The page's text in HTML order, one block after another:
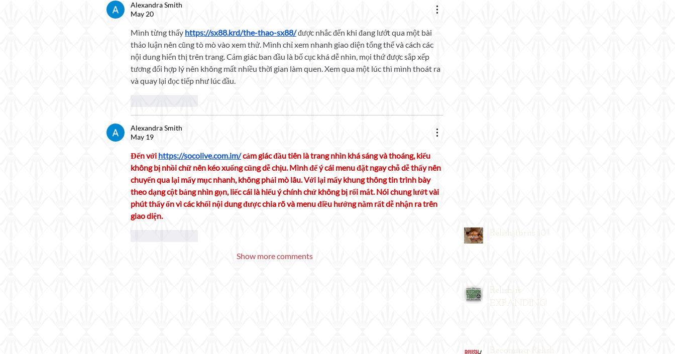
Alexandra Smith
May 20
Mình từng thấy https://sx88.krd/the-thao-sx88/ được nhắc đến khi đang lướt qua một bài
thảo luận nên cũng tò mò vào xem thử. Mình chỉ xem nhanh giao diện tổng thể và cách các
nội dung hiển thị trên trang. Cảm giác ban đầu là bố cục khá dễ nhìn, mọi thứ được sắp xếp
tương đối hợp lý nên không mất nhiều thời gian làm quen. Xem qua một lúc thì mình thoát ra
và quay lại đọc tiếp như lúc đầu.
Alexandra Smith
May 19
Đến với https://socolive.com.im/ cảm giác đầu tiên là trang nhìn khá sáng và thoáng, kiểu
không bị nhồi chữ nên kéo xuống cũng dễ chịu. Mình để ý cái menu đặt ngay chỗ dễ thấy nên
chuyển qua lại mấy mục nhanh, không phải mò lâu. Với lại mấy khung thông tin trình bày
theo dạng cột bảng nhìn gọn, liếc cái là hiểu ý chính chứ không bị rối mắt. Nói chung lướt vài
phút thấy ổn vì các khối nội dung được chia rõ và menu điều hướng nằm rất dễ nhận ra trên
giao diện.
Show more comments
Relish turns 10!!
Relish is
EXPANDING!
Becoming Relish